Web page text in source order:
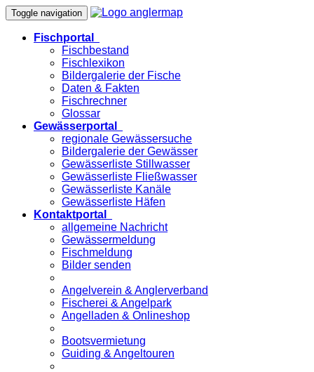
Toggle navigation
Fischportal
Fischbestand
Fischlexikon
Bildergalerie der Fische
Daten & Fakten
Fischrechner
Glossar
Gewässerportal
regionale Gewässersuche
Bildergalerie der Gewässer
Gewässerliste Stillwasser
Gewässerliste Fließwasser
Gewässerliste Kanäle
Gewässerliste Häfen
Kontaktportal
allgemeine Nachricht
Gewässermeldung
Fischmeldung
Bilder senden
Angelverein & Anglerverband
Fischerei & Angelpark
Angelladen & Onlineshop
Bootsvermietung
Guiding & Angeltouren